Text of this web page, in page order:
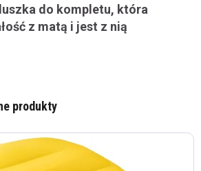
do kompletu, która
z matą i jest z nią
produkty